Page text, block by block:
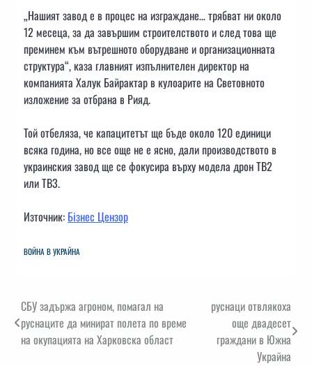
„Нашият завод е в процес на изграждане… трябват ни около
12 месеца, за да завършим строителството и след това ще
преминем към вътрешното оборудване и организационната
структура“, каза главният изпълнителен директор на
компанията Халук Байрактар ​​в кулоарите на Световното
изложение за отбрана в Рияд.
Той отбеляза, че капацитетът ще бъде около 120 единици
всяка година, но все още не е ясно, дали производството в
украинския завод ще се фокусира върху модела дрон TB2
или TB3.
Източник: Бізнес Цензор
ВОЙНА В УКРАЙНА
Навигация
СБУ задържа агроном, помагал на
руснаците да минират полета по време
на окупацията на Харковска област
руснаци отвлякоха
още двадесет
граждани в Южна
Украйна